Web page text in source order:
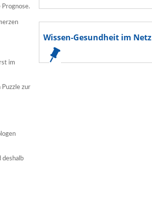
im
zur
deshalb
Wissen-Gesundheit im Netz